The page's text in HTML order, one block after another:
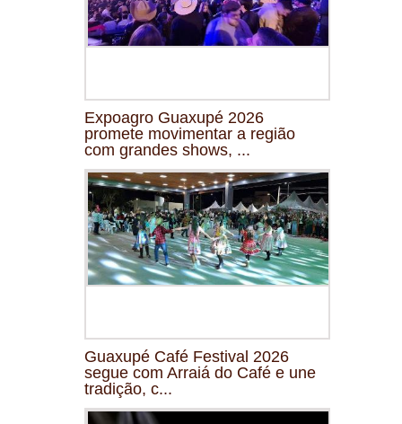
Expoagro Guaxupé 2026
promete movimentar a região
com grandes shows, ...
Guaxupé Café Festival 2026
segue com Arraiá do Café e une
tradição, c...